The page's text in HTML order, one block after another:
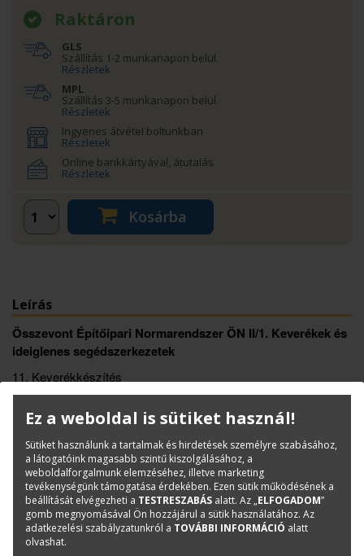
Raktáron
GLS
Szállítás 1-2 munkanapon belül.
Részletek
MPL
Szállítás 3-5 munkanapon belül.
Részletek
Ingyenes átvétel boltunkban
Részletek
Online bankkártyával, átutalás
Részletek
Kosárba
Leírás
Összevont Építőipari Normarendszer ÖN II/1. Keverékek és
ideiglenes segédszerkezetek
11. Keverékkészítés
Könyvinfó
Kategóriák
Norma-, kiírógyűjtemények
ISBN:
ÖN 11.
Méret:
A/4
Oldalak száma:
893
Kiadó:
TERC Kft.
Ez a weboldal is sütiket használ!
Sütiket használunk a tartalmak és hirdetések személyre szabásához,
a látogatóink magasabb szintű kiszolgálásához, a
weboldalforgalmunk elemzéséhez, illetve marketing
tevékenységünk támogatása érdekében. Ezen sütik működésének a
beállítását elvégezheti a TESTRESZABÁS alatt. Az „ELFOGADOM”
gomb megnyomásával Ön hozzájárul a sütik használatához. Az
adatkezelési szabályzatunkról a TOVÁBBI INFORMÁCIÓ alatt
olvashat.